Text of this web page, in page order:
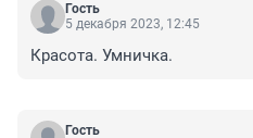
Гость
5 декабря 2023, 12:45
Красота. Умничка.
Гость